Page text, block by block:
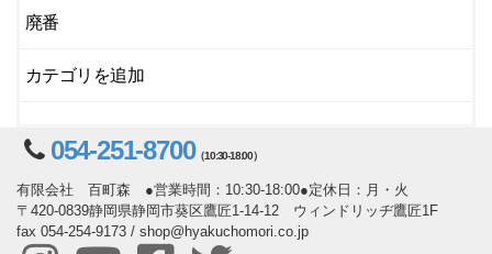
廃番
カテゴリを追加
054-251-8700（10:30-18:00）
有限会社 百町森 ●営業時間：10:30-18:00●定休日：月・火
〒420-0839静岡県静岡市葵区鷹匠1-14-12 ウィンドリッヂ鷹匠1F
fax 054-254-9173 / shop@hyakuchomori.co.jp